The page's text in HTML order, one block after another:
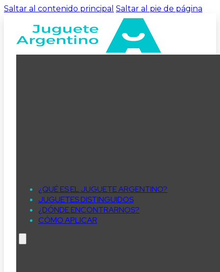
Saltar al contenido principal Saltar al pie de página
¿QUÉ ES EL JUGUETE ARGENTINO?
JUGUETES DISTINGUIDOS
¿DÓNDE ENCONTRARNOS?
CÓMO APLICAR